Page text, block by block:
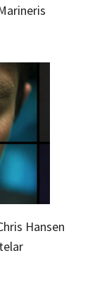
Hansen